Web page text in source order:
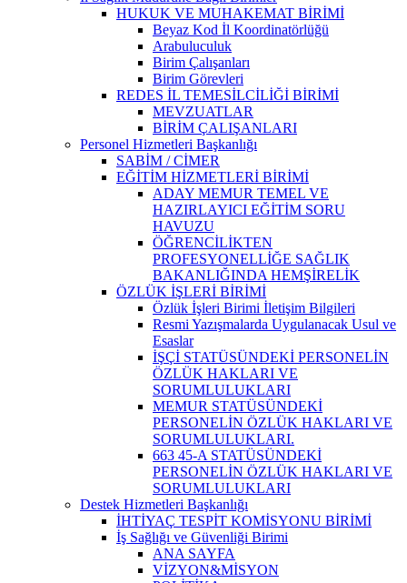
HUKUK VE MUHAKEMAT BİRİMİ
Beyaz Kod İl Koordinatörlüğü
Arabuluculuk
Birim Çalışanları
Birim Görevleri
REDES İL TEMESİLCİLİĞİ BİRİMİ
MEVZUATLAR
BİRİM ÇALIŞANLARI
Personel Hizmetleri Başkanlığı
SABİM / CİMER
EĞİTİM HİZMETLERİ BİRİMİ
ADAY MEMUR TEMEL VE
HAZIRLAYICI EĞİTİM SORU
HAVUZU
ÖĞRENCİLİKTEN
PROFESYONELLİĞE SAĞLIK
BAKANLIĞINDA HEMŞİRELİK
ÖZLÜK İŞLERİ BİRİMİ
Özlük İşleri Birimi İletişim Bilgileri
Resmi Yazışmalarda Uygulanacak Usul ve
Esaslar
İŞÇİ STATÜSÜNDEKİ PERSONELİN
ÖZLÜK HAKLARI VE
SORUMLULUKLARI
MEMUR STATÜSÜNDEKİ
PERSONELİN ÖZLÜK HAKLARI VE
SORUMLULUKLARI.
663 45-A STATÜSÜNDEKİ
PERSONELİN ÖZLÜK HAKLARI VE
SORUMLULUKLARI
Destek Hizmetleri Başkanlığı
İHTİYAÇ TESPİT KOMİSYONU BİRİMİ
İş Sağlığı ve Güvenliği Birimi
ANA SAYFA
VİZYON&MİSYON